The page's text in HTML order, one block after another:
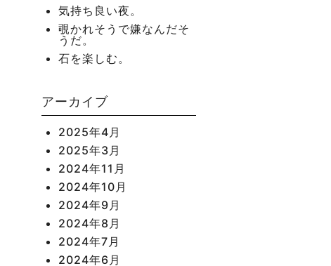
気持ち良い夜。
覗かれそうで嫌なんだそ
うだ。
石を楽しむ。
アーカイブ
2025年4月
2025年3月
2024年11月
2024年10月
2024年9月
2024年8月
2024年7月
2024年6月